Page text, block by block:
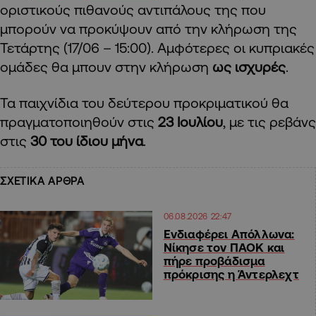
οριστικούς πιθανούς αντιπάλους της που
μπορούν να προκύψουν από την κλήρωση της
Τετάρτης (17/06 – 15:00). Αμφότερες οι κυπριακές
ομάδες θα μπουν στην κλήρωση ως ισχυρές.
Τα παιχνίδια του δεύτερου προκριματικού θα
πραγματοποιηθούν στις 23 Ιουλίου, με τις ρεβάνς
στις 30 του ίδιου μήνα.
ΣΧΕΤΙΚΑ ΑΡΘΡΑ
06.08.2026 22:47
Ενδιαφέρει Απόλλωνα:
Νίκησε τον ΠΑΟΚ και
πήρε προβάδισμα
πρόκρισης η Άντερλεχτ